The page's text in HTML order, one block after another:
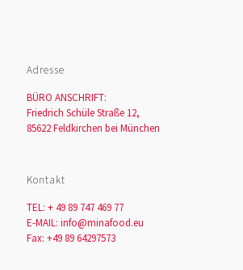
Adresse
BÜRO ANSCHRIFT:
Friedrich Schüle Straße 12,
85622 Feldkirchen bei München
Kontakt
TEL: + 49 89 747 469 77
E-MAIL: info@minafood.eu
Fax: +49 89 64297573